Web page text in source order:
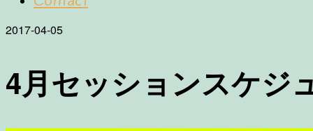
2017-04-05
4月セッションスケジ